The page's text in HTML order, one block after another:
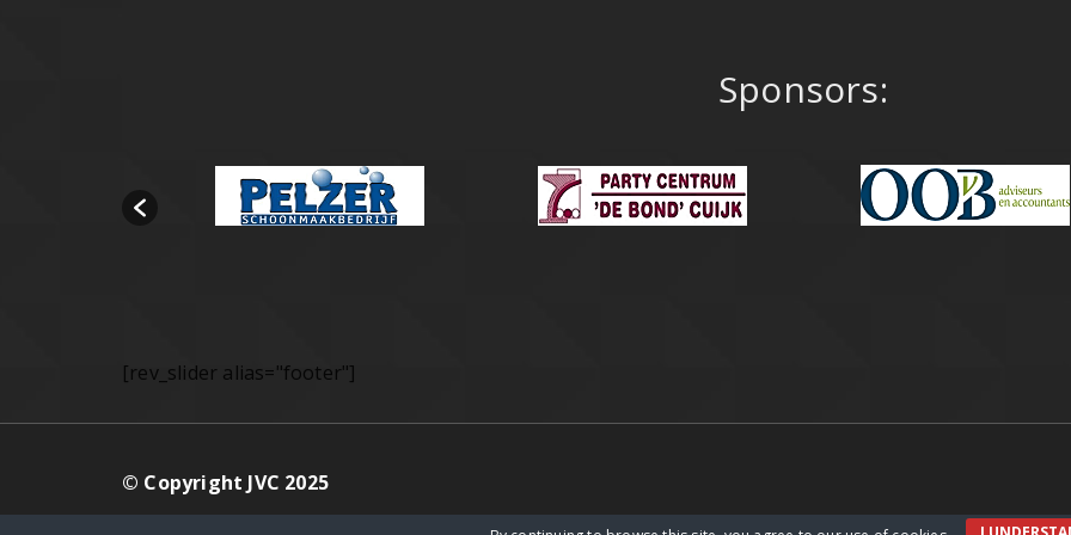
Sponsors:
[rev_slider alias="footer"]
© Copyright JVC 2025